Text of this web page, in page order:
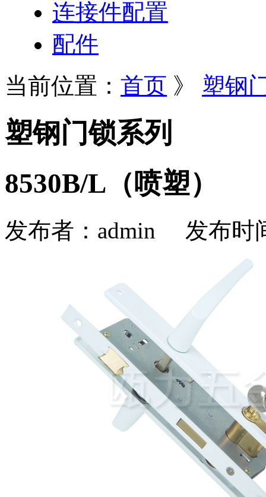
连接件配置
配件
当前位置： 首页 》 塑钢
塑钢门锁系列
8530B/L（喷塑）
发布者： admin 发布时